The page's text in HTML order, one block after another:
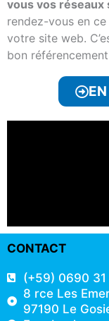
vous vos réseaux
rendez-vous en
votre site web.
bon référencement
CONTACT
(+59) 0690 31
8 rce Les
97190 Le